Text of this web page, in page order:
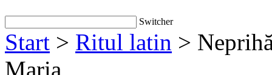
Switcher
Start > Ritul latin >
Maria